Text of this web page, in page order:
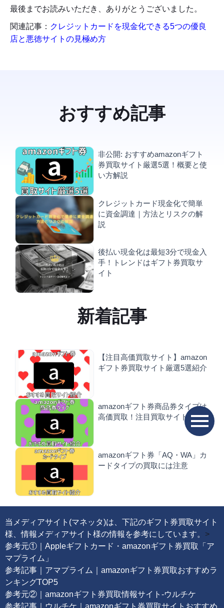
最後までお読みいただき、ありがとうございました。
関連記事： クレジットカードを現金化できる5つの優良
店と悪徳サイトの見極め方
おすすめ記事
非公開: おすすめamazonギフト
券買取サイト厳選5選！概要と使
い方解説
クレジットカード現金化で簡単
に資金調達｜方法とリスクの解
説
後払い現金化は最短3分で現金入
手！トレンドはギフト券買取サ
イト
新着記事
【注目高価買取サイト】amazon
ギフト券買取サイト厳選5選紹介
amazonギフト券商品券タイプは
高価買取！注目買取サイト紹介
amazonギフト券「AQ・WA」カ
ードタイプの買取には注意
当メディアサイト(マネッタ)は、下記のギフト券買取サイト
様、情報メディアサイト様の情報を参考にしています。 >
参考元①｜Appleギフトカード・amazonギフト券買取「ア
マプライム」
参考記事｜アマプライム｜amazonギフト券買取おすすめラ
ンキングTOP5
参考元②｜amazonギフト券買取情報サイト-ウルチケ
参考記事｜ウルチケ｜amazonギフト券買取サイトおすすめ